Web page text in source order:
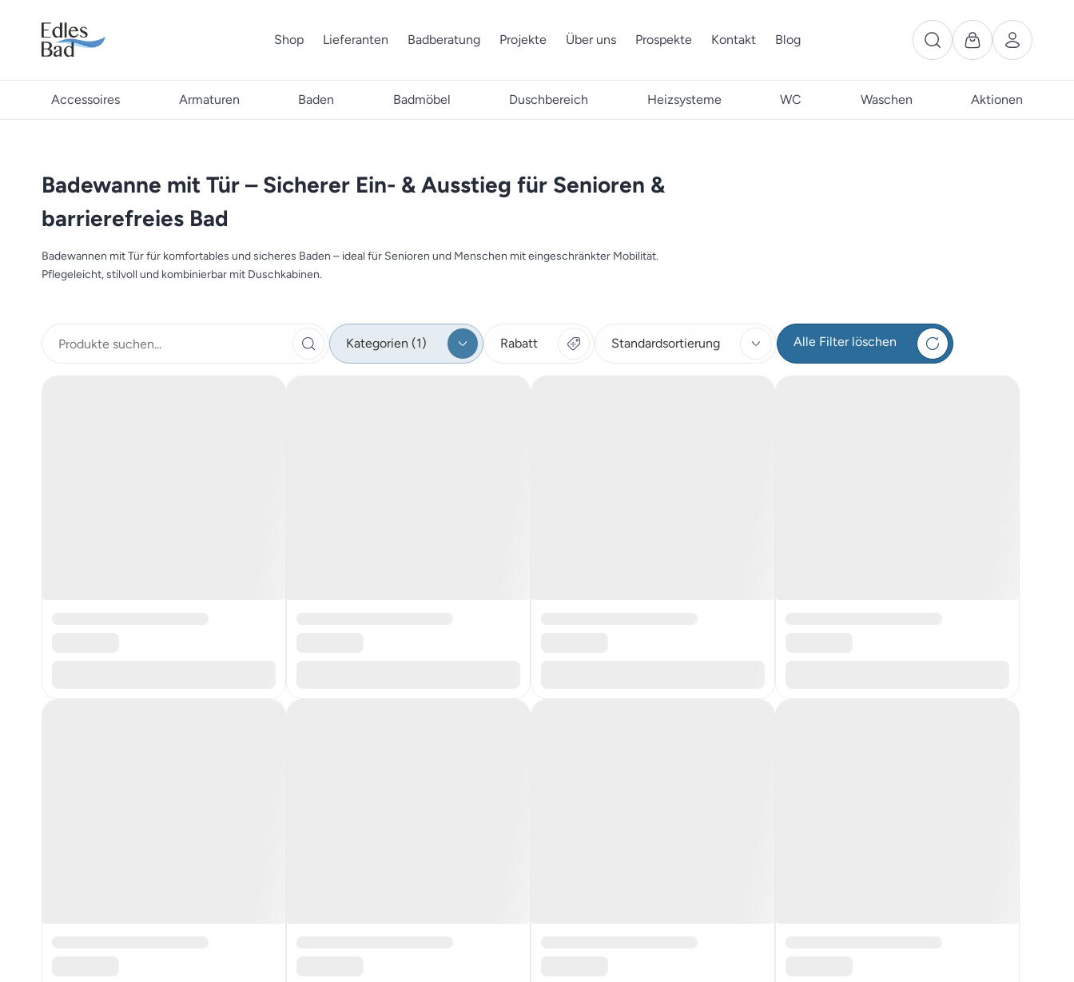
Shop Lieferanten Badberatung Projekte Über uns Prospekte Kontakt Blog
Accessoires Armaturen Baden Badmöbel Duschbereich Heizsysteme WC Waschen Aktionen
Badewanne mit Tür – Sicherer Ein- & Ausstieg für Senioren &
barrierefreies Bad
Badewannen mit Tür für komfortables und sicheres Baden – ideal für Senioren und Menschen mit eingeschränkter Mobilität.
Pflegeleicht, stilvoll und kombinierbar mit Duschkabinen.
Kategorien (1) Rabatt Standardsortierung Alle Filter löschen